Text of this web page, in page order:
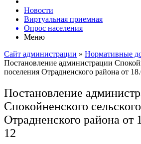
Новости
Виртуальная приемная
Опрос населения
Меню
Сайт администрации » Нормативные
Постановление администрации
поселения Отрадненского района от
Постановление
Спокойненского
Отрадненского района
12